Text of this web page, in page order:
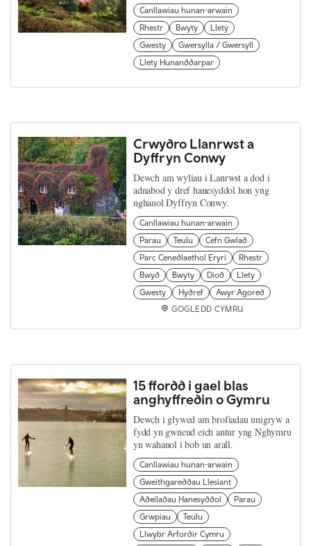
Canllawiau hunan-arwain
Rhestr
Bwyty
Llety
Gwesty
Gwersylla / Gwersyll
Llety Hunanddarpar
Crwydro Llanrwst a
Dyffryn Conwy
Dewch am wyliau i Lanrwst a dod i
adnabod y dref hanesyddol hon yng
nghanol Dyffryn Conwy.
Canllawiau hunan-arwain
Parau
Teulu
Cefn Gwlad
Parc Cenedlaethol Eryri
Rhestr
Bwyd
Bwyty Diod
Llety
Gwesty
Hydref
Awyr Agored
GOGLEDD CYMRU
15 ffordd i gael blas
anghyffredin o Gymru
Dewch i glywed am brofiadau unigryw a
fydd yn gwneud eich antur yng Nghymru
yn wahanol i bob un arall.
Canllawiau hunan-arwain
Gweithgareddau Llesiant
Adeiladau Hanesyddol
Parau
Grwpiau
Teulu
Llwybr Arfordir Cymru